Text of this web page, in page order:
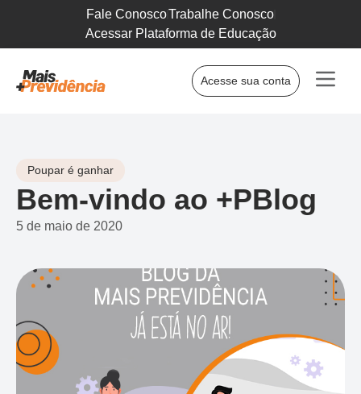
Fale ConoscoTrabalhe Conosco
Acessar Plataforma de Educação
Acesse sua conta
Poupar é ganhar
Bem-vindo ao +PBlog
5 de maio de 2020